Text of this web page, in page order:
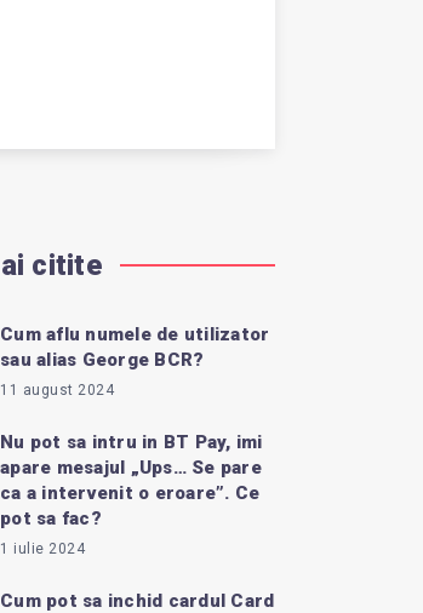
citite
Cum aflu numele de utilizator
sau alias George BCR?
11 august 2024
Nu pot sa intru in BT Pay, imi
apare mesajul „Ups… Se pare
ca a intervenit o eroare”. Ce
pot sa fac?
1 iulie 2024
Cum pot sa inchid cardul Card